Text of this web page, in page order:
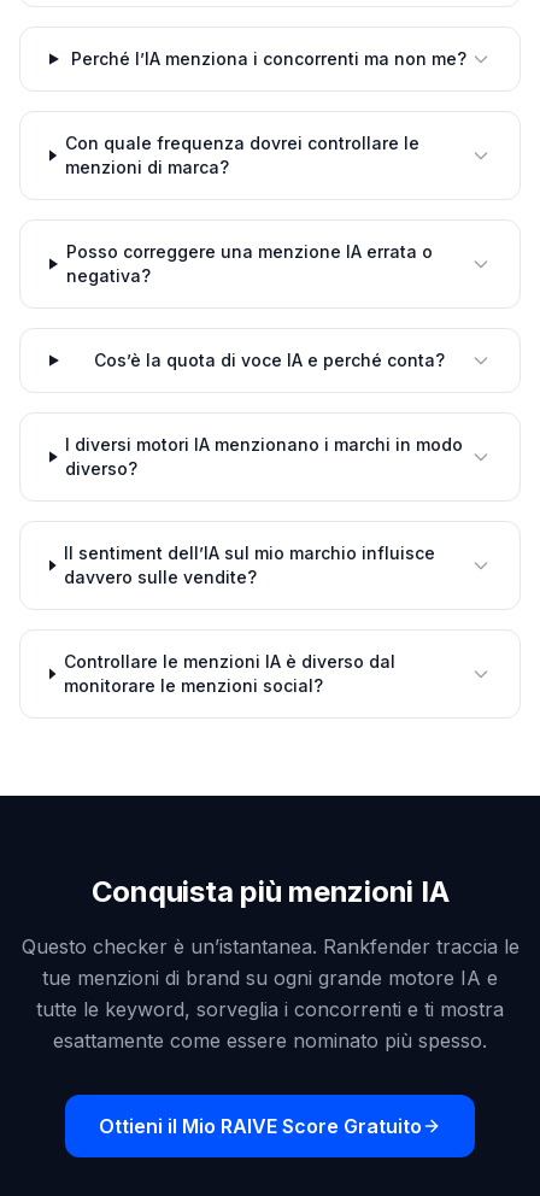
Perché l’IA menziona i concorrenti ma non me?
Con quale frequenza dovrei controllare le
menzioni di marca?
Posso correggere una menzione IA errata o
negativa?
Cos’è la quota di voce IA e perché conta?
I diversi motori IA menzionano i marchi in modo
diverso?
Il sentiment dell’IA sul mio marchio influisce
davvero sulle vendite?
Controllare le menzioni IA è diverso dal
monitorare le menzioni social?
Conquista più menzioni IA
Questo checker è un’istantanea. Rankfender traccia le
tue menzioni di brand su ogni grande motore IA e
tutte le keyword, sorveglia i concorrenti e ti mostra
esattamente come essere nominato più spesso.
Ottieni il Mio RAIVE Score Gratuito